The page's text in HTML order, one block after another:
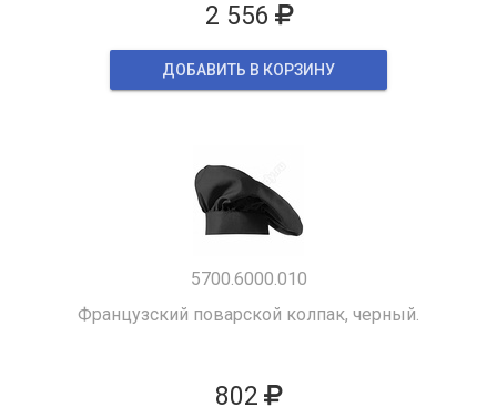
2 556
ДОБАВИТЬ В КОРЗИНУ
5700.6000.010
Французский поварской колпак, черный.
802